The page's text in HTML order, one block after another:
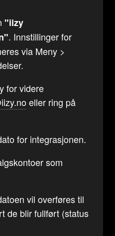
"iizy
. Innstillinger for
via Meny >
for videre
eller ring på
for integrasjonen.
som
vil overføres til
de blir fullført (status